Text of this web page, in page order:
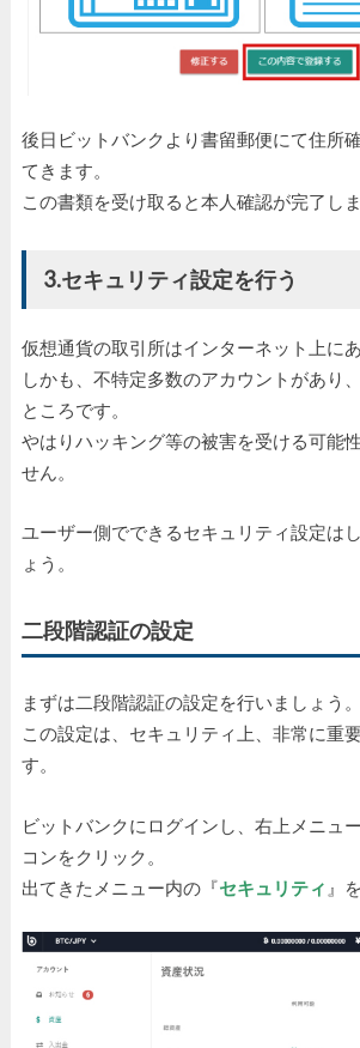
後日ビットバンクより書留郵便にて住所
てきます。
この書類を受け取ると本人確認が完了しま
3.セキュリティ設定を行う
仮想通貨の取引所はインターネット上にあ
しかも、不特定多数のアカウントがあり
ところです。
やはりハッキング等の被害を受ける可能
せん。
ユーザー側でできるセキュリティ設定は
ょう。
二段階認証の設定
まずは二段階認証の設定を行いましょう。
この設定は、セキュリティ上、非常に重
す。
ビットバンクにログインし、右上メニュ
コンをクリック。
出てきたメニュー内の『セキュリティ 』